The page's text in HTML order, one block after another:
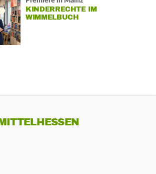
KINDERRECHTE IM
WIMMELBUCH